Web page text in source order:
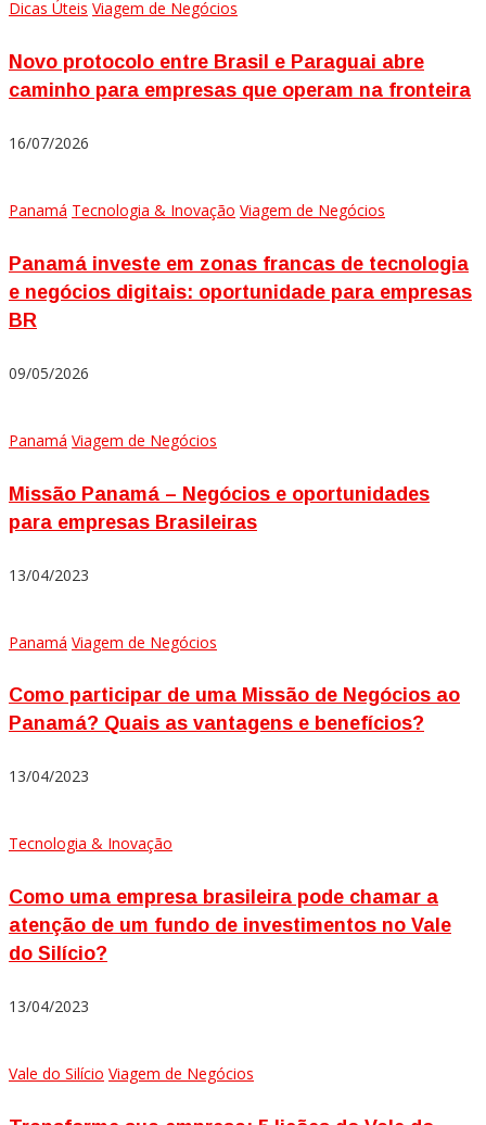
Dicas Úteis Viagem de Negócios
Novo protocolo entre Brasil e Paraguai abre
caminho para empresas que operam na fronteira
16/07/2026
Panamá Tecnologia & Inovação Viagem de Negócios
Panamá investe em zonas francas de tecnologia
e negócios digitais: oportunidade para empresas
BR
09/05/2026
Panamá Viagem de Negócios
Missão Panamá – Negócios e oportunidades
para empresas Brasileiras
13/04/2023
Panamá Viagem de Negócios
Como participar de uma Missão de Negócios ao
Panamá? Quais as vantagens e benefícios?
13/04/2023
Tecnologia & Inovação
Como uma empresa brasileira pode chamar a
atenção de um fundo de investimentos no Vale
do Silício?
13/04/2023
Vale do Silício Viagem de Negócios